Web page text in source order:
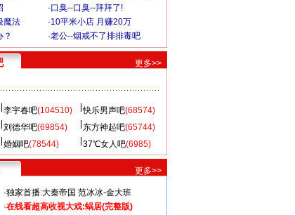
·口臭--口臭--拜拜了!
魔法 ·10平米小店 月赚20万
？ ·老公--烟戒不了排排毒吧
更多>>
李宇春吧(104510) 快乐男声吧(68574)
刘德华吧(69854) 东方神起吧(65744)
婚姻吧(78544) 37℃女人吧(6985)
更多>>
·独家首播:大秦帝国 范冰冰-金大班
·在线看超高收视大戏:蜗居(完整版)